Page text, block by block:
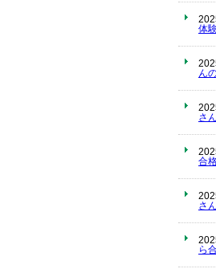
体
ん
さ
合
さ
ら